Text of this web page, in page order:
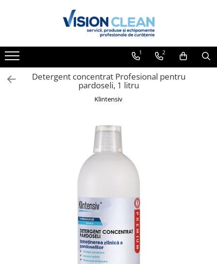
Aspiratoare si masini curatenie
profesionale
Aspiratoare industriale
Aspiratoare injectie - extractie
Echipament de curatat cu presiune
Masini de curatat si aspirat
Monodiscuri profesionale
Detergenti profesionali
Accesorii detergenti, pompe,
1 2
Detergent concentrat Profesional pentru
pardoseli, 1 litru
Klintensiv